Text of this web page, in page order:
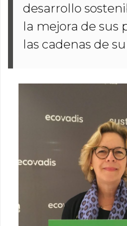
desarrollo
la mejora de sus
las cadenas de